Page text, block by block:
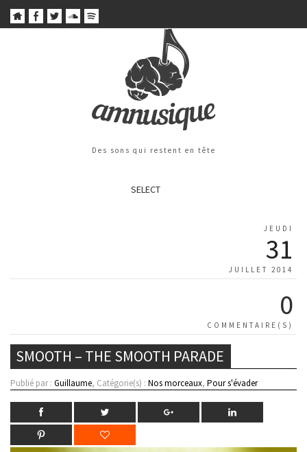
Des sons qui restent en tête
SELECT
JEUDI
31
JUILLET 2014
0
COMMENTAIRE(S)
SMOOTH – THE SMOOTH PARADE
Publié par : Guillaume, Catégorie(s) : Nos morceaux, Pour s'évader